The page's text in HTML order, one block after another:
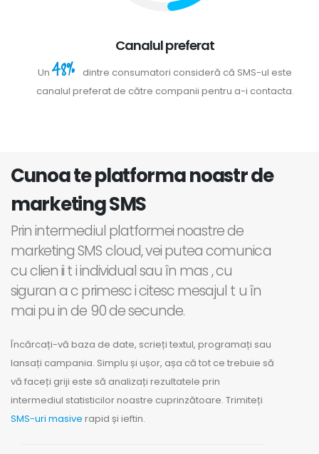
Canalul preferat
Un48%
dintre consumatori consideră că SMS-ul este
canalul preferat de către companii pentru a-i contacta.
Cunoa te platforma noastr de
marketing SMS
Prin intermediul platformei noastre de
marketing SMS cloud, vei putea comunica
cu clien ii t i individual sau în mas , cu
siguran a c primesc i citesc mesajul t u în
mai pu in de 90 de secunde.
Încărcați-vă baza de date, scrieți textul, programați sau
lansați campania. Simplu și ușor, așa că tot ce trebuie să
vă faceți griji este să analizați rezultatele prin
intermediul statisticilor noastre cuprinzătoare. Trimiteți
SMS-uri masive rapid și ieftin.